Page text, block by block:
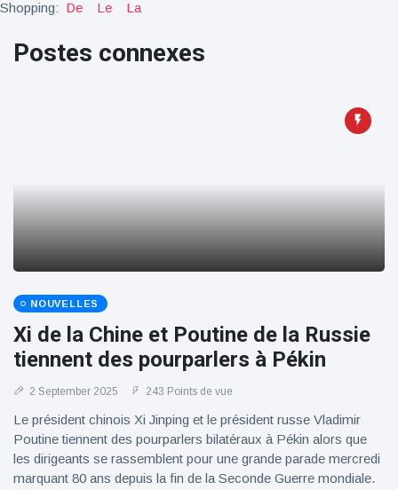
Maranello
Hyper-GT
Points de vue
Shopping: De Le La
Postes connexes
NOUVELLES
Xi de la Chine et Poutine de la Russie
tiennent des pourparlers à Pékin
2 September 2025 243 Points de vue
Le président chinois Xi Jinping et le président russe Vladimir
Poutine tiennent des pourparlers bilatéraux à Pékin alors que
les dirigeants se rassemblent pour une grande parade mercredi
marquant 80 ans depuis la fin de la Seconde Guerre mondiale.